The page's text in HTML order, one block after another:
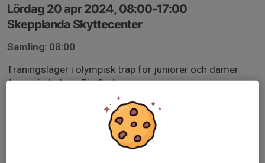
Lördag 20 apr 2024, 08:00-17:00
Skepplanda Skyttecenter
Samling: 08:00
Träningsläger i olympisk trap för juniorer och damer
Ansvarig ledare: Eje Carlsson